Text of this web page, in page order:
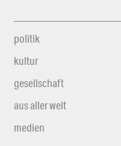
politik
kultur
gesellschaft
aus aller welt
medien